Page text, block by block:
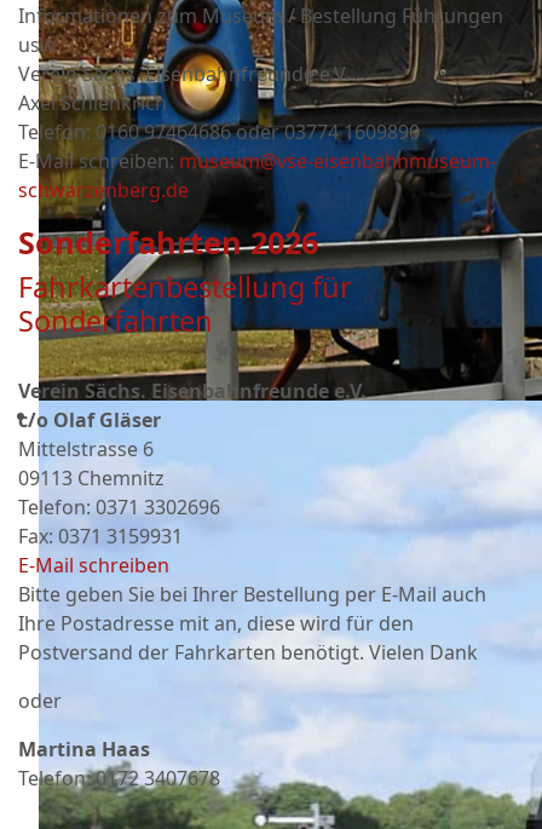
Informationen zum Museum / Bestellung Führungen
usw.
Verein Sächs. Eisenbahnfreunde e.V.
Axel Schlenkrich
Telefon: 0160 97464686 oder03774 1609890
E-Mail schreiben: museum@vse-eisenbahnmuseum-
schwarzenberg.de
Sonderfahrten 2026
Fahrkartenbestellung für
Sonderfahrten
Verein Sächs. Eisenbahnfreunde e.V.
c/o Olaf Gläser
Mittelstrasse 6
09113 Chemnitz
Telefon: 0371 3302696
Fax: 0371 3159931
E-Mail schreiben
Bitte geben Sie bei Ihrer Bestellung per E-Mail auch
Ihre Postadresse mit an, diese wird für den
Postversand der Fahrkarten benötigt. Vielen Dank
oder
Martina Haas
Telefon: 0172 3407678